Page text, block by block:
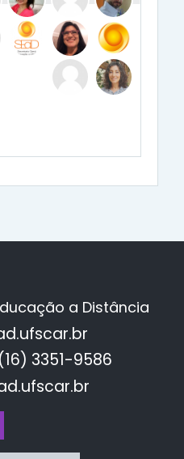
a Distância
3351-9586